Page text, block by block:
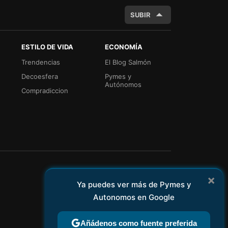
SUBIR
ESTILO DE VIDA
Trendencias
Decoesfera
Compradiccion
ECONOMÍA
El Blog Salmón
Pymes y
Autónomos
×
Ya puedes ver más de Pymes y
Autonomos en Google
Añádenos como fuente preferida